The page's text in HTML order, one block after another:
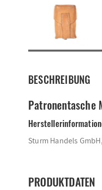
BESCHREIBUNG
Patronentasche
Sturm Handels
PRODUKTDATEN